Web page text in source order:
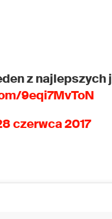
z najlepszych
9eqi7MvToN
czerwca 2017